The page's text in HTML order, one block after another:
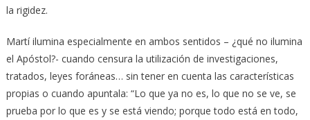
la rigidez.
Martí ilumina especialmente en ambos sentidos – ¿qué no ilumina
el Apóstol?- cuando censura la utilización de investigaciones,
tratados, leyes foráneas… sin tener en cuenta las características
propias o cuando apuntala: “Lo que ya no es, lo que no se ve, se
prueba por lo que es y se está viendo; porque todo está en todo,